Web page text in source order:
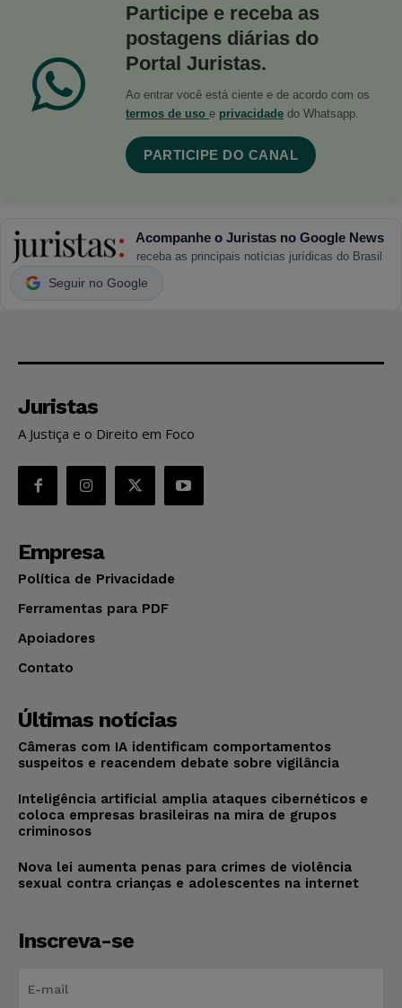
Participe e receba as
postagens diárias do
Portal Juristas.
Ao entrar você está ciente e de acordo com os
termos de uso e privacidade do Whatsapp.
PARTICIPE DO CANAL
Acompanhe o Juristas no Google News
receba as principais notícias jurídicas do Brasil
Seguir no Google
Juristas
A Justiça e o Direito em Foco
Empresa
Política de Privacidade
Ferramentas para PDF
Apoiadores
Contato
Últimas notícias
Câmeras com IA identificam comportamentos
suspeitos e reacendem debate sobre vigilância
Inteligência artificial amplia ataques cibernéticos e
coloca empresas brasileiras na mira de grupos
criminosos
Nova lei aumenta penas para crimes de violência
sexual contra crianças e adolescentes na internet
Inscreva-se